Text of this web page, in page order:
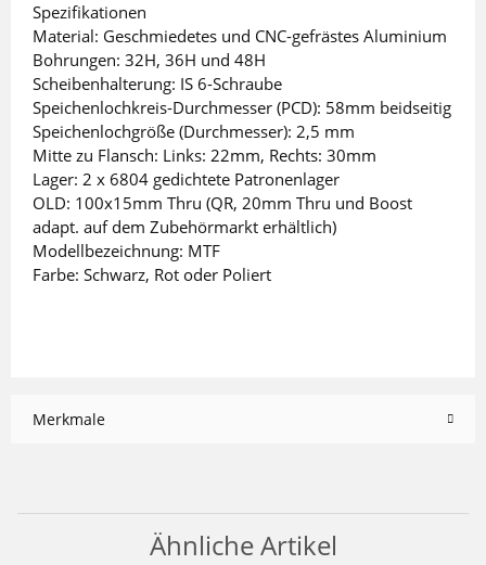
Spezifikationen
Material: Geschmiedetes und CNC-gefrästes Aluminium
Bohrungen: 32H, 36H und 48H
Scheibenhalterung: IS 6-Schraube
Speichenlochkreis-Durchmesser (PCD): 58mm beidseitig
Speichenlochgröße (Durchmesser): 2,5 mm
Mitte zu Flansch: Links: 22mm, Rechts: 30mm
Lager: 2 x 6804 gedichtete Patronenlager
OLD: 100x15mm Thru (QR, 20mm Thru und Boost
adapt. auf dem Zubehörmarkt erhältlich)
Modellbezeichnung: MTF
Farbe: Schwarz, Rot oder Poliert
Merkmale
Ähnliche Artikel